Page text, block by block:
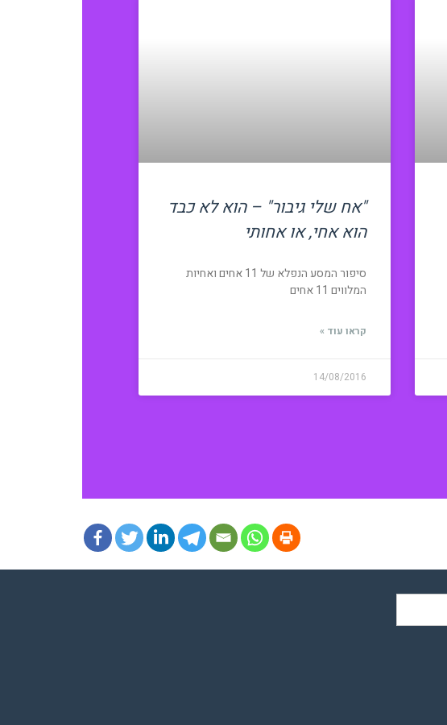
"אח שלי גיבור" – הוא לא כבד
הוא אחי, או אחותי
סיפור המסע הנפלא של 11 אחים ואחיות
המלווים 11 אחים
קראו עוד »
14/08/2016